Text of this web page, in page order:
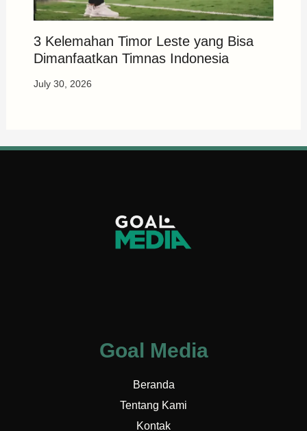
3 Kelemahan Timor Leste yang Bisa
Dimanfaatkan Timnas Indonesia
July 30, 2026
Goal Media
Beranda
Tentang Kami
Kontak